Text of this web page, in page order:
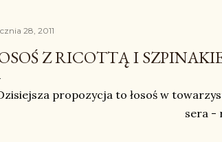
28, 2011
Z RICOTTĄ I
propozycja to łosoś w
sera -